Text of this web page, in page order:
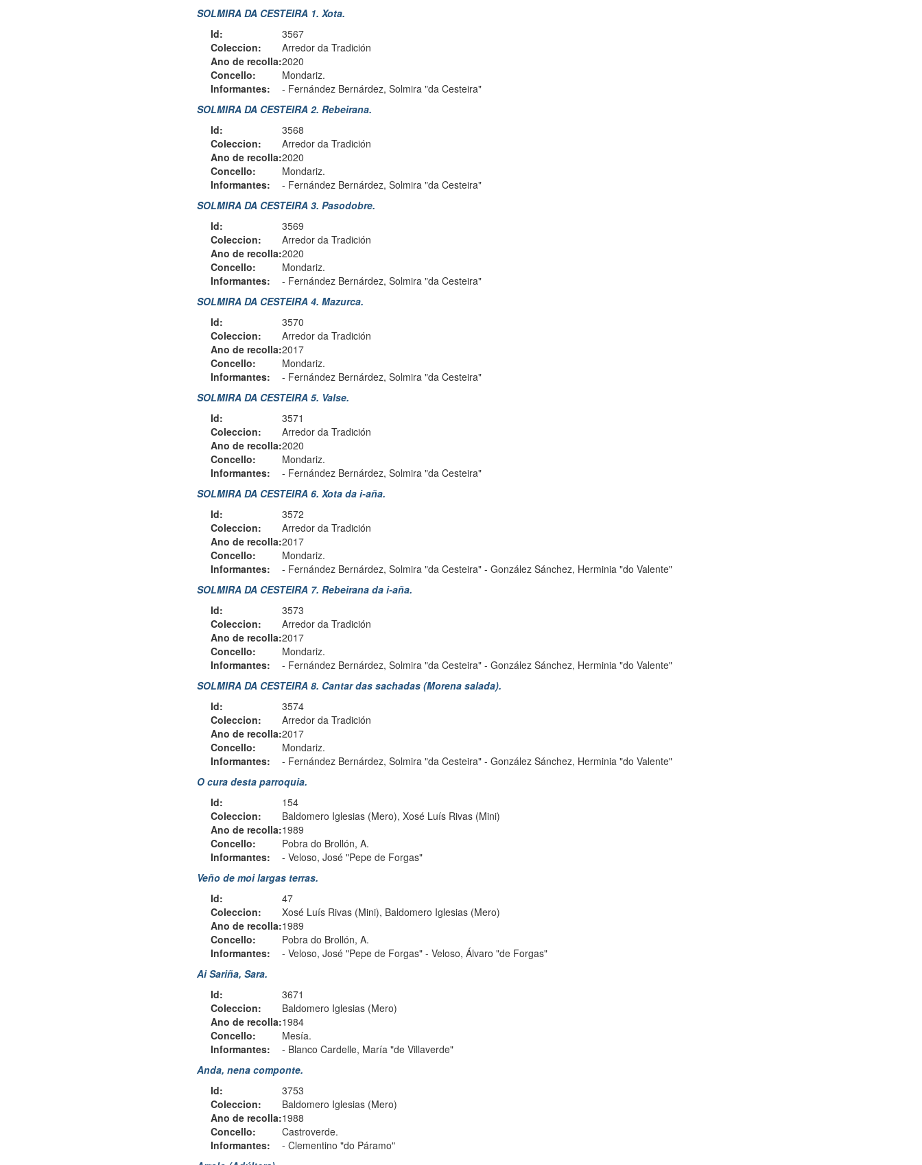
SOLMIRA DA CESTEIRA 1. Xota.
Id:
3567
Coleccion:
Arredor da Tradición
Ano de recolla:2020
Concello:
Mondariz.
Informantes:
- Fernández Bernárdez, Solmira "da Cesteira"
SOLMIRA DA CESTEIRA 2. Rebeirana.
Id:
3568
Coleccion:
Arredor da Tradición
Ano de recolla:2020
Concello:
Mondariz.
Informantes:
- Fernández Bernárdez, Solmira "da Cesteira"
SOLMIRA DA CESTEIRA 3. Pasodobre.
Id:
3569
Coleccion:
Arredor da Tradición
Ano de recolla:2020
Concello:
Mondariz.
Informantes:
- Fernández Bernárdez, Solmira "da Cesteira"
SOLMIRA DA CESTEIRA 4. Mazurca.
Id:
3570
Coleccion:
Arredor da Tradición
Ano de recolla:2017
Concello:
Mondariz.
Informantes:
- Fernández Bernárdez, Solmira "da Cesteira"
SOLMIRA DA CESTEIRA 5. Valse.
Id:
3571
Coleccion:
Arredor da Tradición
Ano de recolla:2020
Concello:
Mondariz.
Informantes:
- Fernández Bernárdez, Solmira "da Cesteira"
SOLMIRA DA CESTEIRA 6. Xota da i-aña.
Id:
3572
Coleccion:
Arredor da Tradición
Ano de recolla:2017
Concello:
Mondariz.
Informantes:
- Fernández Bernárdez, Solmira "da Cesteira" - González Sánchez, Herminia "do Valente"
SOLMIRA DA CESTEIRA 7. Rebeirana da i-aña.
Id:
3573
Coleccion:
Arredor da Tradición
Ano de recolla:2017
Concello:
Mondariz.
Informantes:
- Fernández Bernárdez, Solmira "da Cesteira" - González Sánchez, Herminia "do Valente"
SOLMIRA DA CESTEIRA 8. Cantar das sachadas (Morena salada).
Id:
3574
Coleccion:
Arredor da Tradición
Ano de recolla:2017
Concello:
Mondariz.
Informantes:
- Fernández Bernárdez, Solmira "da Cesteira" - González Sánchez, Herminia "do Valente"
O cura desta parroquia.
Id:
154
Coleccion:
Baldomero Iglesias (Mero), Xosé Luís Rivas (Mini)
Ano de recolla:1989
Concello:
Pobra do Brollón, A.
Informantes:
- Veloso, José "Pepe de Forgas"
Veño de moi largas terras.
Id:
47
Coleccion:
Xosé Luís Rivas (Mini), Baldomero Iglesias (Mero)
Ano de recolla:1989
Concello:
Pobra do Brollón, A.
Informantes:
- Veloso, José "Pepe de Forgas" - Veloso, Álvaro "de Forgas"
Ai Sariña, Sara.
Id:
3671
Coleccion:
Baldomero Iglesias (Mero)
Ano de recolla:1984
Concello:
Mesía.
Informantes:
- Blanco Cardelle, María "de Villaverde"
Anda, nena componte.
Id:
3753
Coleccion:
Baldomero Iglesias (Mero)
Ano de recolla:1988
Concello:
Castroverde.
Informantes:
- Clementino "do Páramo"